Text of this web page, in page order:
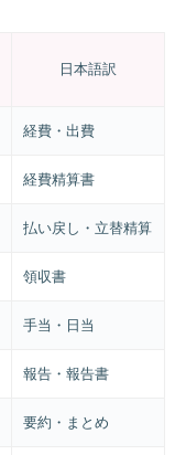
日本語訳
経費・出費
経費精算書
払い戻し・立替精算
領収書
手当・日当
報告・報告書
要約・まとめ